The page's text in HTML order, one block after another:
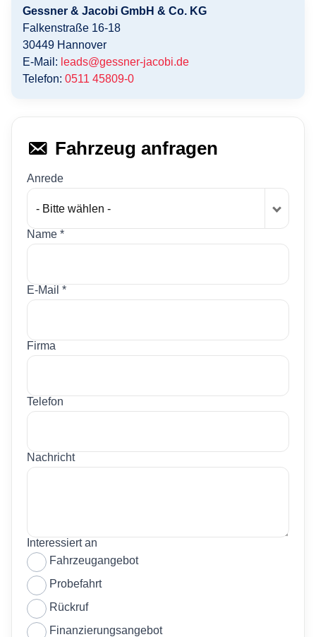
Gessner & Jacobi GmbH & Co. KG
Falkenstraße 16-18
30449 Hannover
E-Mail: leads@gessner-jacobi.de
Telefon: 0511 45809-0
Fahrzeug anfragen
Anrede
- Bitte wählen -
Name *
E-Mail *
Firma
Telefon
Nachricht
Interessiert an
Fahrzeugangebot
Probefahrt
Rückruf
Finanzierungsangebot